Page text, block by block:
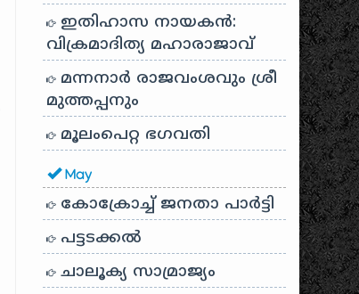
ഇതിഹാസ നായകൻ:
വിക്രമാദിത്യ മഹാരാജാവ്
മന്നനാർ രാജവംശവും ശ്രീ
മുത്തപ്പനും
മൂലംപെറ്റ ഭഗവതി
May
കോക്രോച്ച് ജനതാ പാർട്ടി
പട്ടടക്കൽ
ചാലൂക്യ സാമ്രാജ്യം